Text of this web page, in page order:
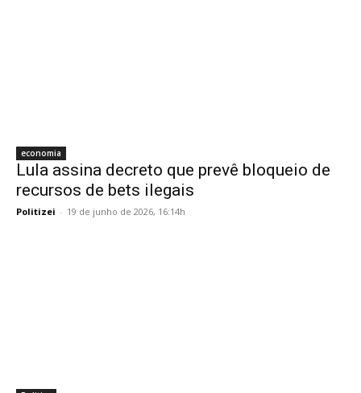
economia
Lula assina decreto que prevê bloqueio de
recursos de bets ilegais
Politizei - 19 de junho de 2026, 16:14h